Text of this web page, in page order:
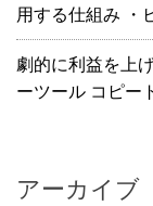
用する仕組み ・
劇的に利益を上
ーツール コピー
アーカイブ